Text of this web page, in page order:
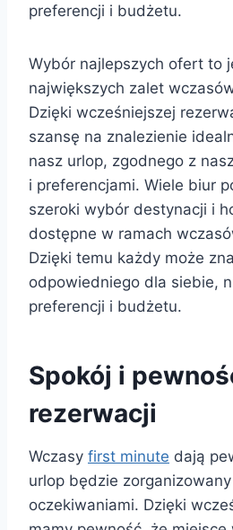
preferencji i budżetu.
Wybór najlepszych ofert to
największych zalet
Dzięki wcześniejszej
szansę na znalezienie
nasz urlop, zgodnego z
i preferencjami. Wiele biur
szeroki wybór destynacji i
dostępne w ramach
Dzięki temu każdy może
odpowiedniego dla siebie,
preferencji i budżetu.
Spokój i
rezerwacji
Wczasy first minute dają
urlop będzie
oczekiwaniami. Dzięki